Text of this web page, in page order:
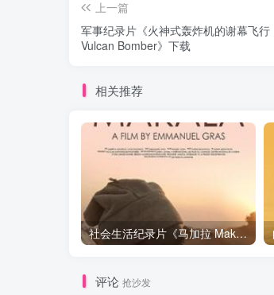
上一篇
军事纪录片《火神式轰炸机的谢幕飞
Vulcan Bomber》下载
相关推荐
社会生活纪录片《马加拉 Makala》下载
评论 抢沙发